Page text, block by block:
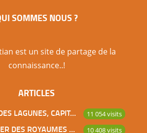
SOMMES NOUS ?
est un site de partage de la
connaissance..!
ARTICLES
DABOU, VILLE DES LAGUNES, CAPITALE DES ADJOUKROU 11 054 visits
BOUNA, PREMIER DES ROYAUMES DE CÔTE D’IVOIRE 10 408 visits